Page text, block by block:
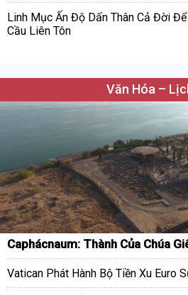
Linh Mục Ấn Độ Dấn Thân Cả Đời
Cầu Liên Tôn
Văn Hóa –
Caphácnaum: Thành Của Chúa
Vatican Phát Hành Bộ Tiền Xu Euro